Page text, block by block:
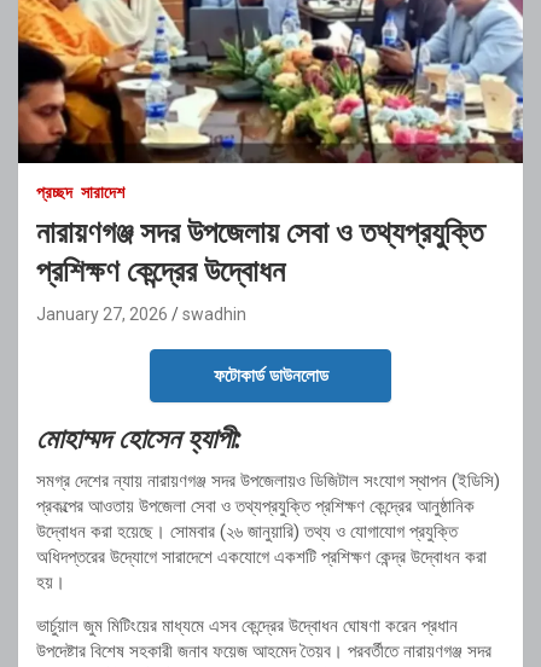
প্রচ্ছদ সারাদেশ
নারায়ণগঞ্জ সদর উপজেলায় সেবা ও তথ্যপ্রযুক্তি
প্রশিক্ষণ কেন্দ্রের উদ্বোধন
January 27, 2026 swadhin
ফটোকার্ড ডাউনলোড
মোহাম্মদ হোসেন হ্যাপী:
সমগ্র দেশের ন্যায় নারায়ণগঞ্জ সদর উপজেলায়ও ডিজিটাল সংযোগ স্থাপন (ইডিসি)
প্রকল্পের আওতায় উপজেলা সেবা ও তথ্যপ্রযুক্তি প্রশিক্ষণ কেন্দ্রের আনুষ্ঠানিক
উদ্বোধন করা হয়েছে। সোমবার (২৬ জানুয়ারি) তথ্য ও যোগাযোগ প্রযুক্তি
অধিদপ্তরের উদ্যোগে সারাদেশে একযোগে একশটি প্রশিক্ষণ কেন্দ্র উদ্বোধন করা
হয়।
ভার্চুয়াল জুম মিটিংয়ের মাধ্যমে এসব কেন্দ্রের উদ্বোধন ঘোষণা করেন প্রধান
উপদেষ্টার বিশেষ সহকারী জনাব ফয়েজ আহমেদ তৈয়ব। পরবর্তীতে নারায়ণগঞ্জ সদর